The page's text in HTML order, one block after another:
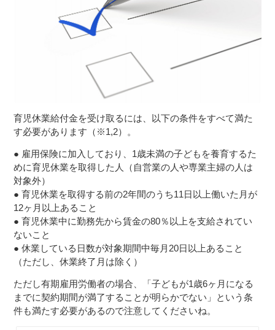
育児休業給付金を受け取るには、以下の条件をすべて満た
す必要があります（※1,2）。
● 雇用保険に加入しており、1歳未満の子どもを養育するた
めに育児休業を取得した人（自営業の人や専業主婦の人は
対象外）
● 育児休業を取得する前の2年間のうち11日以上働いた月が
12ヶ月以上あること
● 育児休業中に勤務先から賃金の80％以上を支給されてい
ないこと
● 休業している日数が対象期間中毎月20日以上あること
（ただし、休業終了月は除く）
ただし有期雇用労働者の場合、「子どもが1歳6ヶ月になる
までに契約期間が満了することが明らかでない」という条
件も満たす必要があるので注意してくださいね。